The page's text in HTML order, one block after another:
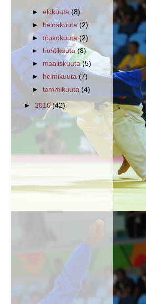
►elokuuta(8)
►heinäkuuta(2)
►toukokuuta(2)
►
huhtikuuta(8)
► maaliskuuta(5)
►
helmikuuta (7)
►tammikuuta(4)
► 2016(42)